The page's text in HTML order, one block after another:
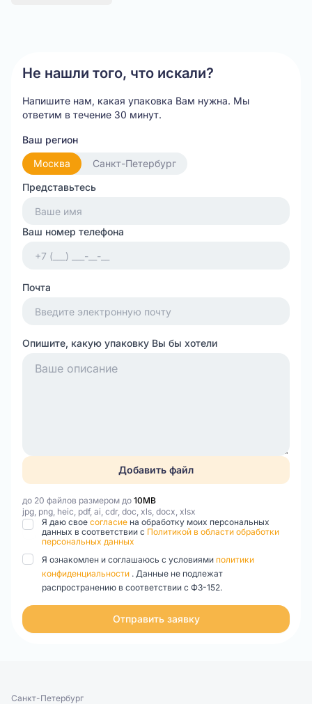
Не нашли того, что искали?
Напишите нам, какая упаковка Вам нужна. Мы
ответим в течение 30 минут.
Ваш регион
Москва
Санкт-Петербург
Представьтесь
Ваш номер телефона
Почта
Опишите, какую упаковку Вы бы хотели
Добавить файл
до 20 файлов размером до 10MB
jpg, png, heic, pdf, ai, cdr, doc, xls, docx, xlsx
Я даю свое согласие на обработку моих персональных
данных в соответствии с Политикой в области обработки
персональных данных
Я ознакомлен и соглашаюсь с условиями политики
конфиденциальности . Данные не подлежат
распространению в соответствии с ФЗ-152.
Отправить заявку
Санкт-Петербург